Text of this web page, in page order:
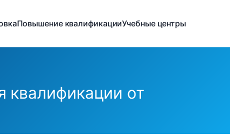
Повышение квалификацииУчебные центры
квалификации от